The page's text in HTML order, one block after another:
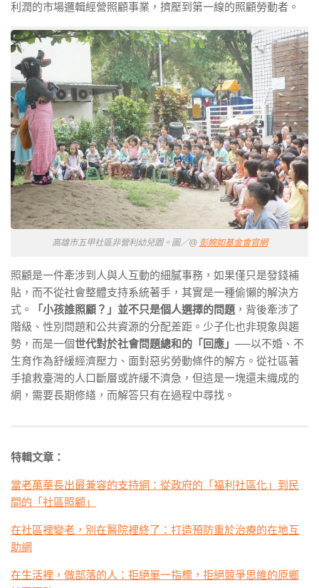
利潤的市場邏輯經營照顧事業，擠壓到第一線的照顧勞動者。
高雄市五甲社區非營利幼兒園。圖／@ 彭婉如基金會官網
照顧是一件牽涉到人與人互動的細膩事務，如果僅只是發錢補
貼，而不從社會整體支持系統著手，其實是一種偷懶的解決方
式。
「小孩誰照顧？」並不只是個人選擇的問題 ，背後牽涉了
階級、性別問題和公共資源的分配差距。少子化也非現象與趨
勢，而是一個世代對於社會問題總和的「回應」 ──以不婚、不
生育作為舒緩經濟壓力、面對惡劣勞動條件的解方。從社區著
手搶救臺灣的人口斷層或許緩不濟急，但這是一塊還未織成的
網，需要長期修繕，而解答只有在過程中尋找。
特輯文章：
當老萬華長出最兼容的支持網：從政府的「福利社區化」到民
間的「社區照顧」
在社區裡變老，別在醫院裡終了：打造預防重於治療的在地互
助網
在生活裡，做部落的人：拒絕單一指標，拒絕競爭思維的原鄉